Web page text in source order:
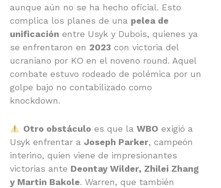
aunque aún no se ha hecho oficial. Esto
complica los planes de una pelea de
unificación entre Usyk y Dubois, quienes ya
se enfrentaron en 2023 con victoria del
ucraniano por KO en el noveno round. Aquel
combate estuvo rodeado de polémica por un
golpe bajo no contabilizado como
knockdown.
Otro obstáculo es que la WBO exigió a
Usyk enfrentar a Joseph Parker, campeón
interino, quien viene de impresionantes
victorias ante Deontay Wilder, Zhilei Zhang
y Martin Bakole. Warren, que también